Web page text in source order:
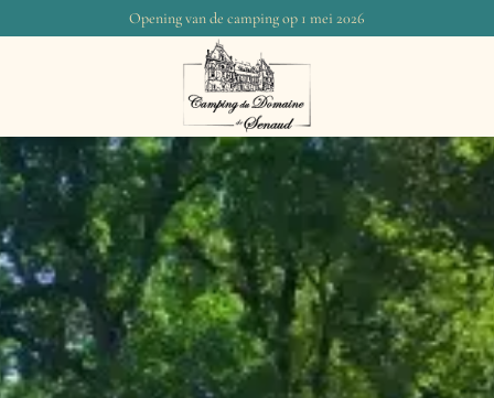
Opening van de camping op 1 mei 2026